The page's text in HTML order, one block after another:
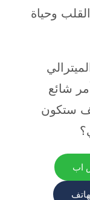
وحياة
شائع
ستكون
اب